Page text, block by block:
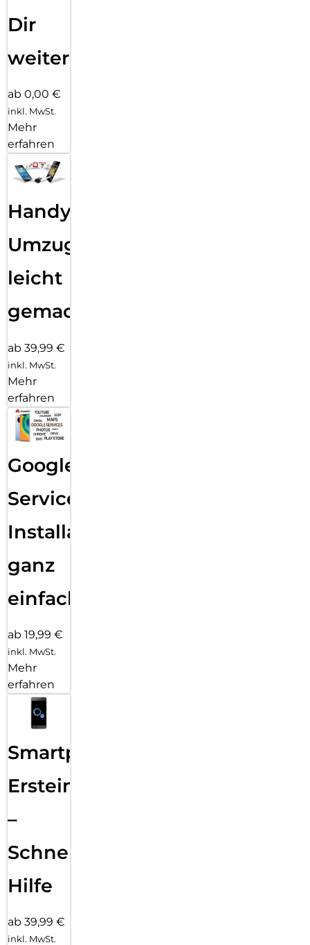
Dir
weiter
ab 0,00 €
inkl. MwSt.
Mehr
erfahren
Handy
Umzug
leicht
gemacht!
ab 39,99 €
inkl. MwSt.
Mehr
erfahren
Google
Services
Installation
ganz
einfach
ab 19,99 €
inkl. MwSt.
Mehr
erfahren
Smartphone
Ersteinrichtung
–
Schnelle
Hilfe
ab 39,99 €
inkl. MwSt.